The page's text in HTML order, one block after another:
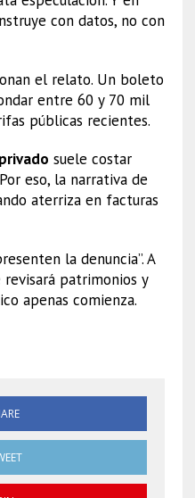
con datos, no con
el relato. Un boleto
entre 60 y 70 mil
públicas recientes.
suele costar
eso, la narrativa de
aterriza en facturas
la denuncia”. A
patrimonios y
apenas comienza.